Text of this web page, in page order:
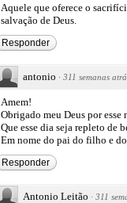
Aquele que oferece o
salvação de Deus.
Responder
antonio · 311 semanas
Amem!
Obrigado meu Deus por
Que esse dia seja repleto de
Em nome do pai do filho e
Responder
Antonio Leitão · 311